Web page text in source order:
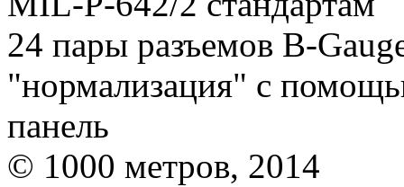
24 пары разъемов B-
"нормализация" с
панель
© 1000 метров, 2014